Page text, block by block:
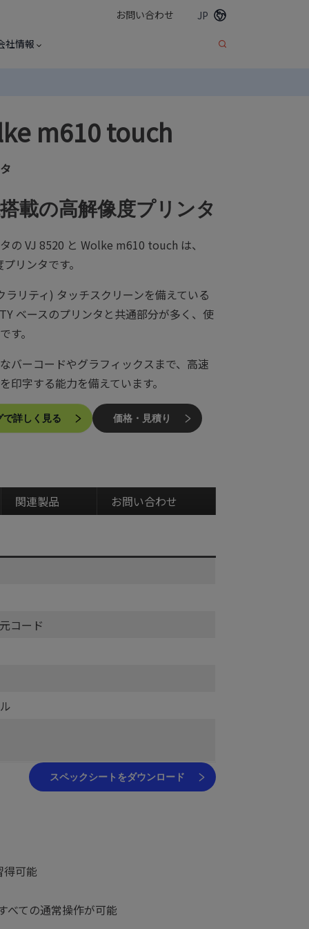
お問い合わせ JP
社情報
m610 touch
載の高解像度プリンタ
の VJ 8520 と Wolke m610 touch は、
リンタです。
リティ) タッチスクリーンを備えている
ベースのプリンタと共通部分が多く、使
す。
バーコードやグラフィックスまで、高速
印字する能力を備えています。
詳しく見る 価格・見積り
関連製品 お問い合わせ
コード
スペックシートをダウンロード
得可能
べての通常操作が可能